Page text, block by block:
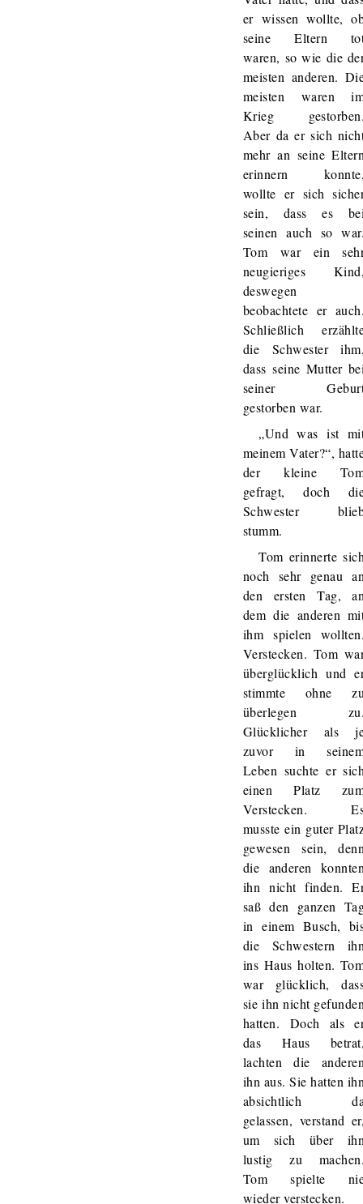
er wissen wollte,
seine Eltern
waren, so wie die
meisten anderen.
meisten waren
Krieg
Aber da er sich
mehr an seine
erinnern
wollte er sich
sein, dass es
seinen auch so
Tom war ein
neugieriges
deswegen
beobachtete er
Schließlich
die Schwester
dass seine Mutter
seiner
gestorben war.
„Und was ist
meinem Vater?“,
der kleine
gefragt, doch
Schwester
stumm.
Tom erinnerte
noch sehr genau
den ersten Tag,
dem die anderen
ihm spielen
Verstecken. Tom
überglücklich und
stimmte ohne
überlegen
Glücklicher als
zuvor in
Leben suchte er
einen Platz
Verstecken.
musste ein guter
gewesen sein,
die anderen
ihn nicht finden.
saß den ganzen
in einem Busch,
die Schwestern
ins Haus holten.
war glücklich,
sie ihn nicht
hatten. Doch als
das Haus
lachten die
ihn aus. Sie hatten
absichtlich
gelassen, verstand
um sich über
lustig zu
Tom spielte
wieder verstecken.